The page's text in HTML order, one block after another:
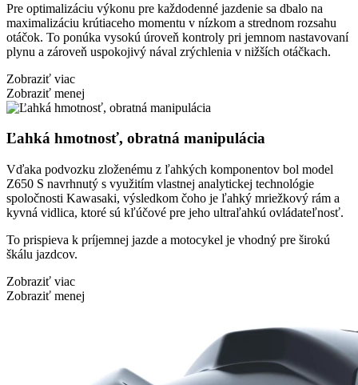
Pre optimalizáciu výkonu pre každodenné jazdenie sa dbalo na
maximalizáciu krútiaceho momentu v nízkom a strednom rozsahu
otáčok. To ponúka vysokú úroveň kontroly pri jemnom nastavovaní
plynu a zároveň uspokojivý nával zrýchlenia v nižších otáčkach.
Zobraziť viac
Zobraziť menej
Ľahká hmotnosť, obratná manipulácia
Vďaka podvozku zloženému z ľahkých komponentov bol model
Z650 S navrhnutý s využitím vlastnej analytickej technológie
spoločnosti Kawasaki, výsledkom čoho je ľahký mriežkový rám a
kyvná vidlica, ktoré sú kľúčové pre jeho ultraľahkú ovládateľnosť.
To prispieva k príjemnej jazde a motocykel je vhodný pre širokú
škálu jazdcov.
Zobraziť viac
Zobraziť menej